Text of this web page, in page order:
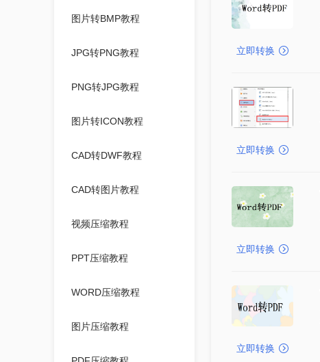
图片转BMP教程
JPG转PNG教程
PNG转JPG教程
图片转ICON教程
CAD转DWF教程
CAD转图片教程
视频压缩教程
PPT压缩教程
WORD压缩教程
图片压缩教程
立即转换
立即转换
立即转换
立即转换